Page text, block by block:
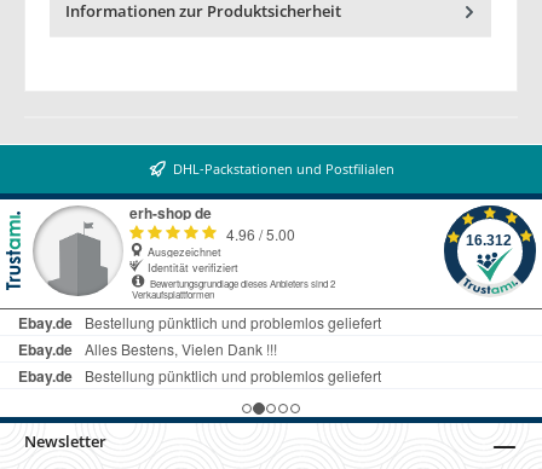
Informationen zur Produktsicherheit
DHL-Packstationen und Postfilialen
Newsletter